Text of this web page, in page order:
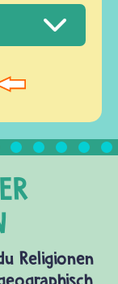
Religionen